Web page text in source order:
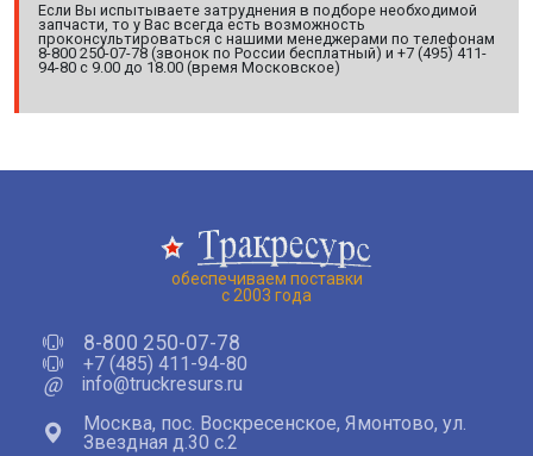
Если Вы испытываете затруднения в подборе необходимой
запчасти, то у Вас всегда есть возможность
проконсультироваться с нашими менеджерами по телефонам
8-800 250-07-78 (звонок по России бесплатный) и +7 (495) 411-
94-80 с 9.00 до 18.00 (время Московское)
обеспечиваем поставки
с 2003 года
8-800 250-07-78
+7 (485) 411-94-80
@
info@truckresurs.ru
Москва, пос. Воскресенское, Ямонтово, ул.
Звездная д.30 с.2